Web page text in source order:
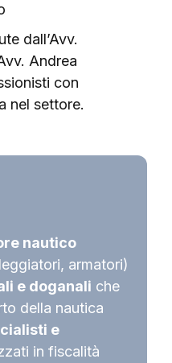
dall’Avv.
Andrea
con
nel settore.
nautico
armatori)
e doganali che
della nautica
e
in fiscalità